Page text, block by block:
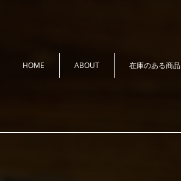
HOME ABOUT 在庫のある商品